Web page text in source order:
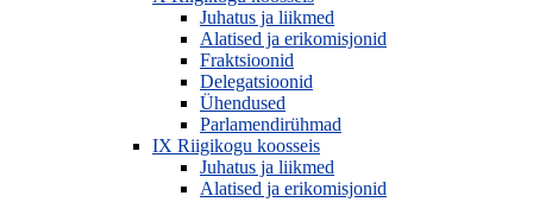
Juhatus ja liikmed
Alatised ja erikomisjonid
Fraktsioonid
Delegatsioonid
Ühendused
Parlamendirühmad
IX Riigikogu koosseis
Juhatus ja liikmed
Alatised ja erikomisjonid